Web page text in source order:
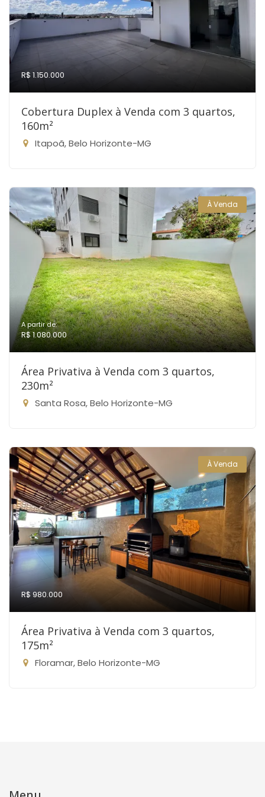
R$ 1.150.000
Cobertura Duplex à Venda com 3 quartos,
160m²
Itapoã, Belo Horizonte-MG
À Venda
A partir de:
R$ 1.080.000
Área Privativa à Venda com 3 quartos,
230m²
Santa Rosa, Belo Horizonte-MG
À Venda
R$ 980.000
Área Privativa à Venda com 3 quartos,
175m²
Floramar, Belo Horizonte-MG